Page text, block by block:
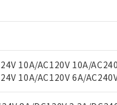
10A/AC120V 10A/
10A/AC120V 6A/
いただき、同意のうえご
、当社制御機器事業取扱商
ス料など無形物で、有害
り、非含有部品としてい
）：
水銀(Hg) 1000ppm以下、 カドミ
以下、ポリ臭化ビフェニル類
キシル) (DEHP)(別名：DOP)
表
料含有率が中国RoHSの基
。当社販売部門へお問い
ら貴社製品のうち、外国為
手続きをとります。